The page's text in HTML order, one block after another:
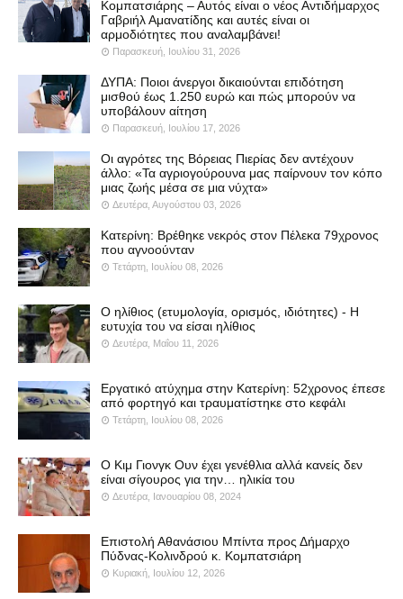
Κομπατσιάρης – Αυτός είναι ο νέος Αντιδήμαρχος
Γαβριήλ Αμανατίδης και αυτές είναι οι
αρμοδιότητες που αναλαμβάνει!
Παρασκευή, Ιουλίου 31, 2026
ΔΥΠΑ: Ποιοι άνεργοι δικαιούνται επιδότηση
μισθού έως 1.250 ευρώ και πώς μπορούν να
υποβάλουν αίτηση
Παρασκευή, Ιουλίου 17, 2026
Οι αγρότες της Βόρειας Πιερίας δεν αντέχουν
άλλο: «Τα αγριογούρουνα μας παίρνουν τον κόπο
μιας ζωής μέσα σε μια νύχτα»
Δευτέρα, Αυγούστου 03, 2026
Κατερίνη: Βρέθηκε νεκρός στον Πέλεκα 79χρονος
που αγνοούνταν
Τετάρτη, Ιουλίου 08, 2026
Ο ηλίθιος (ετυμολογία, ορισμός, ιδιότητες) - Η
ευτυχία του να είσαι ηλίθιος
Δευτέρα, Μαΐου 11, 2026
Εργατικό ατύχημα στην Κατερίνη: 52χρονος έπεσε
από φορτηγό και τραυματίστηκε στο κεφάλι
Τετάρτη, Ιουλίου 08, 2026
Ο Κιμ Γιονγκ Ουν έχει γενέθλια αλλά κανείς δεν
είναι σίγουρος για την… ηλικία του
Δευτέρα, Ιανουαρίου 08, 2024
Επιστολή Αθανάσιου Μπίντα προς Δήμαρχο
Πύδνας-Κολινδρού κ. Κομπατσιάρη
Κυριακή, Ιουλίου 12, 2026